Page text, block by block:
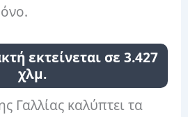
εκτείνεται σε 3.427
χλμ.
Γαλλίας καλύπτει τα